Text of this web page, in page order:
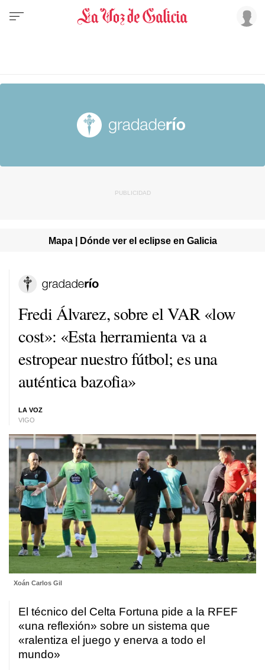
Mapa | Dónde ver el eclipse en Galicia
Fredi Álvarez, sobre el VAR «low
cost»: «Esta herramienta va a
estropear nuestro fútbol; es una
auténtica bazofia»
LA VOZ
VIGO
Xoán Carlos Gil
El técnico del Celta Fortuna pide a la RFEF
«una reflexión» sobre un sistema que
«ralentiza el juego y enerva a todo el
mundo»